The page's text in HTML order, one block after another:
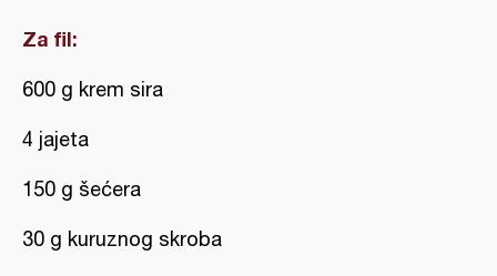
Za fil:
600 g krem sira
4 jajeta
150 g šećera
30 g kuruznog skroba